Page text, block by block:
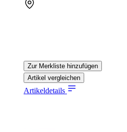
Zur Merkliste hinzufügen
Artikel vergleichen
Artikeldetails